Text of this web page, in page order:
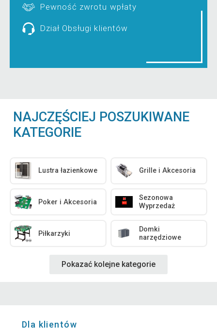
Pewność zwrotu wpłaty
Dział Obsługi klientów
NAJCZĘŚCIEJ POSZUKIWANE
KATEGORIE
Lustra łazienkowe Grille i Akcesoria
Poker i Akcesoria
Sezonowa
Wyprzedaż
Piłkarzyki
Domki
narzędziowe
Pokazać kolejne kategorie
Dla klientów